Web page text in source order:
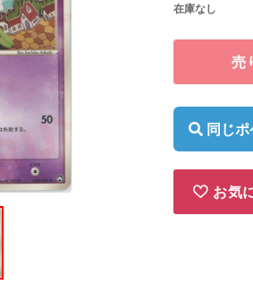
在庫なし
売
同じ
お気